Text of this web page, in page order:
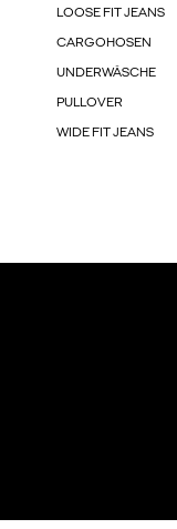
LOOSE FIT JEANS
CARGOHOSEN
UNDERWÄSCHE
PULLOVER
WIDE FIT JEANS